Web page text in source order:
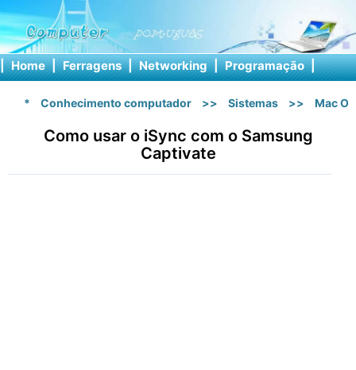
| Home | Ferragens | Networking | Programação |
* Conhecimento computador >> Sistemas >> Mac OS
Como usar o iSync com o Samsung
Captivate